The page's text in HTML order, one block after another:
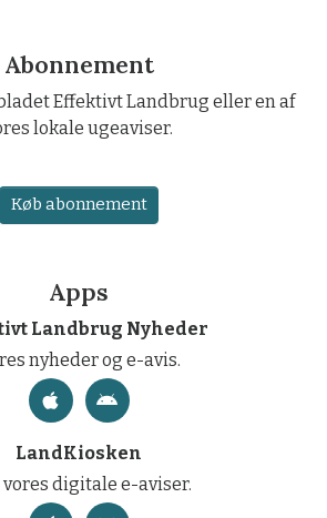
Abonnement
Effektivt Landbrug eller en af
lokale ugeaviser.
Køb abonnement
Apps
Landbrug Nyheder
nyheder og e-avis.
LandKiosken
vores digitale e-aviser.